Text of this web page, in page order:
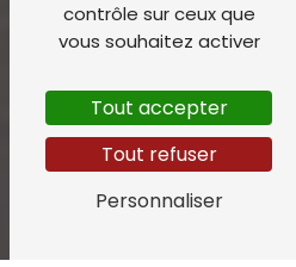
contrôle sur ceux que
vous souhaitez activer
Tout accepter
Tout refuser
Personnaliser